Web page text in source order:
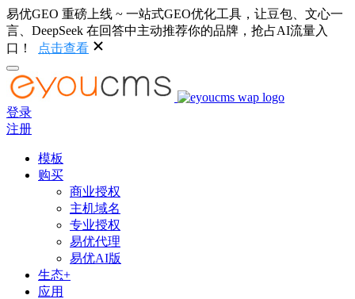
易优GEO 重磅上线 ~ 一站式GEO优化工具，让豆包、文心一
言、DeepSeek 在回答中主动推荐你的品牌，抢占AI流量入
口！
点击查看
登录
注册
模板
购买
商业授权
主机域名
专业授权
易优代理
易优AI版
生态+
应用